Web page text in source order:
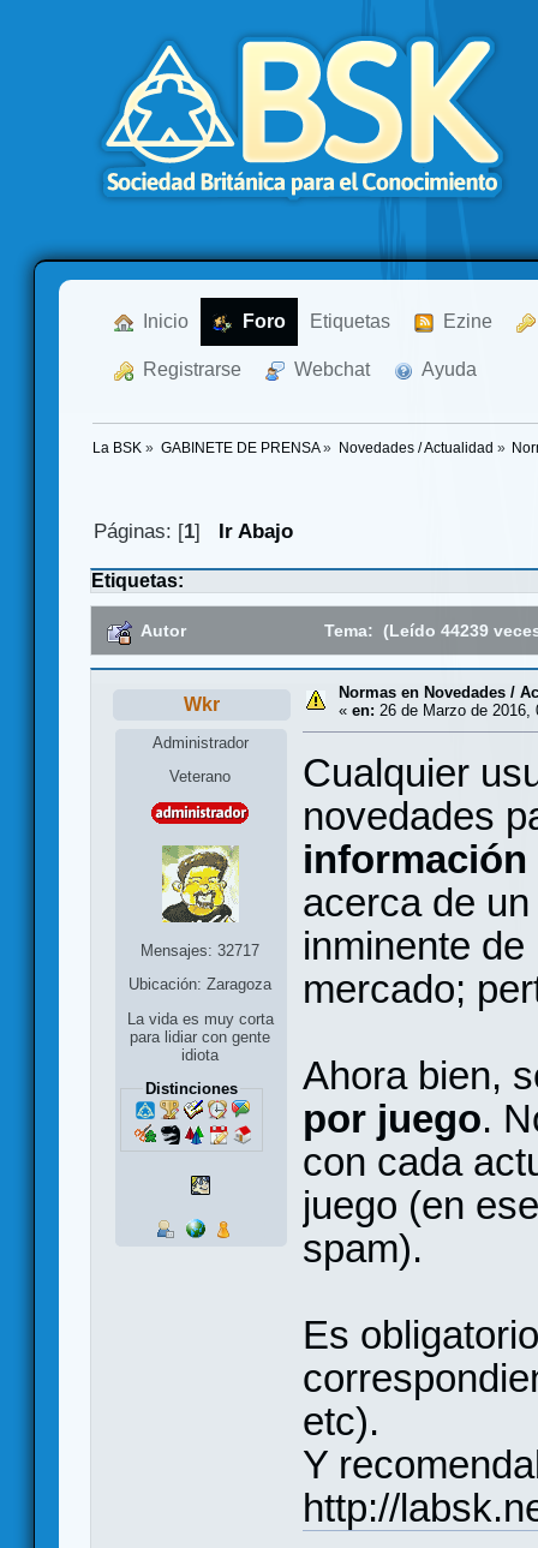
Inicio Foro Etiquetas Ezine
Registrarse Webchat Ayuda
La BSK » GABINETE DE PRENSA» Novedades / Actualidad »
Páginas: [1] Ir Abajo
Etiquetas:
Autor Tema: (Leído 44239
Wkr
Administrador
Veterano
Mensajes: 32717
Ubicación: Zaragoza
La vida es muy corta
para lidiar con gente
idiota
Distinciones
Normas en Novedades /
« en: 26 de Marzo de 2016,
Cualquier
novedades
información
acerca de
inminente
mercado;
Ahora bien,
por juego.
con cada
juego (en
spam).
Es
etc).
Y
http://